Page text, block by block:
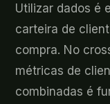
Utilizar dados é
carteira de
compra. No
métricas de
combinadas é